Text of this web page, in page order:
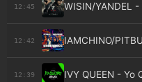
12:45 WISIN/YANDEL
12:42 IAMCHINO/
12:39 IVY QUEEN - Yo